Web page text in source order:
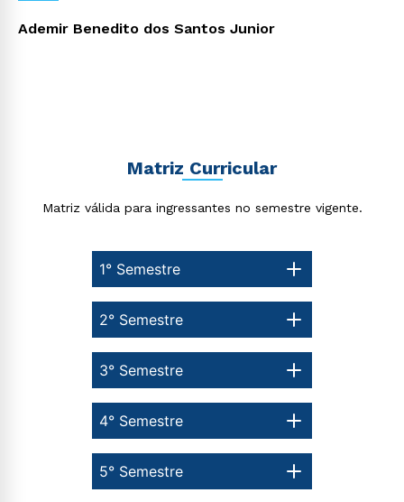
Ademir Benedito dos Santos Junior
Matriz Curricular
Matriz válida para ingressantes no semestre vigente.
1° Semestre
5° Semestre
4° Semestre
3° Semestre
2° Semestre